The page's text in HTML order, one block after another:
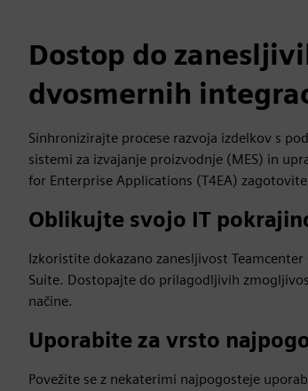
Dostop do
dvosmernih
Sinhronizirajte procese razvoja izdelkov s
sistemi za izvajanje proizvodnje (MES) in
for Enterprise Applications (T4EA)
Oblikujte svojo IT
Izkoristite dokazano zanesljivost Teamcenter
Suite. Dostopajte do prilagodljivih
načine.
Uporabite za vrsto
Povežite se z nekaterimi najpogosteje